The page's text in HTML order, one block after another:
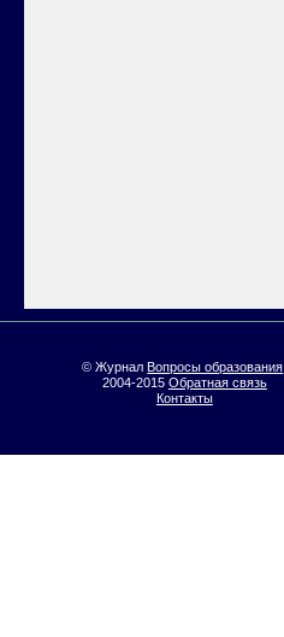
© ЖурналВопросы образования
2004-2015 Обратная связь
Контакты